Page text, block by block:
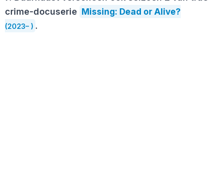
crime-docuserie Missing: Dead or Alive?
(2023– ) .